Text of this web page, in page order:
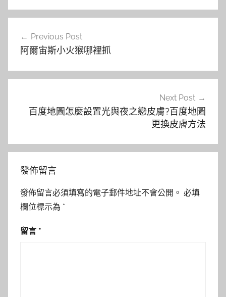
覽
Previous Post
阿爾宙斯小火猴哪裡抓
Next Post
百度地圖怎麼設置光與夜之戀皮膚?百度地圖
更換皮膚方法
發佈留言
發佈留言必須填寫的電子郵件地址不會公開。 必填
欄位標示為 *
留言 *